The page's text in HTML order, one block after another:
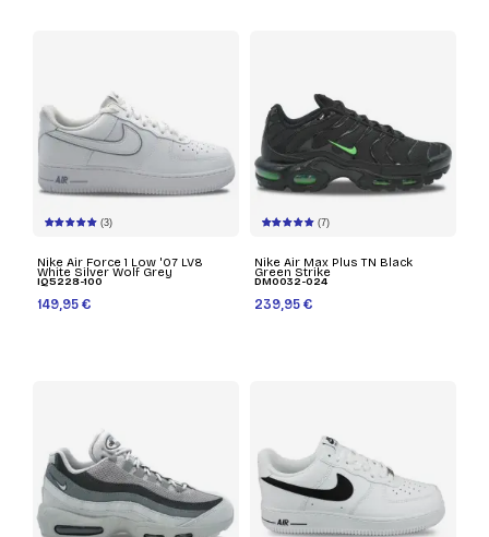
(3)
Nike Air Force 1 Low '07 LV8
White Silver Wolf Grey
IQ5228-100
149,95 €
(7)
Nike Air Max Plus TN Black
Green Strike
DM0032-024
239,95 €